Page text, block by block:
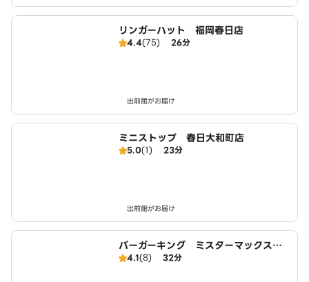
リンガーハット 福岡春日店
4.4(75) 26分
出前館がお届け
ミニストップ 春日大和町店
5.0(1) 23分
出前館がお届け
バーガーキング ミスターマックス春
日店
4.1(8) 32分